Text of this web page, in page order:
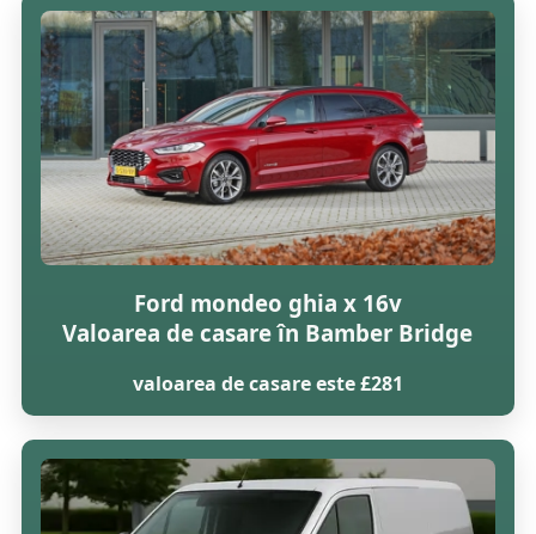
Ford mondeo ghia x 16v
Valoarea de casare în Bamber Bridge
valoarea de casare este £281